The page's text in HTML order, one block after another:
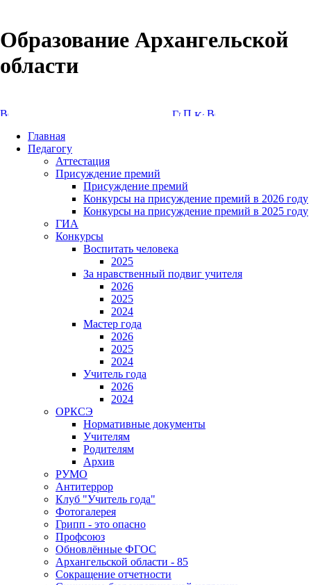
Образование Архангельской
области
Главная
Педагогу
Аттестация
Присуждение премий
Присуждение премий
Конкурсы на присуждение премий в 2026 году
Конкурсы на присуждение премий в 2025 году
ГИА
Конкурсы
Воспитать человека
2025
За нравственный подвиг учителя
2026
2025
2024
Мастер года
2026
2025
2024
Учитель года
2026
2024
ОРКСЭ
Нормативные документы
Учителям
Родителям
Архив
РУМО
Антитеррор
Клуб "Учитель года"
Фотогалерея
Грипп - это опасно
Профсоюз
Обновлённые ФГОС
Архангельской области - 85
Сокращение отчетности